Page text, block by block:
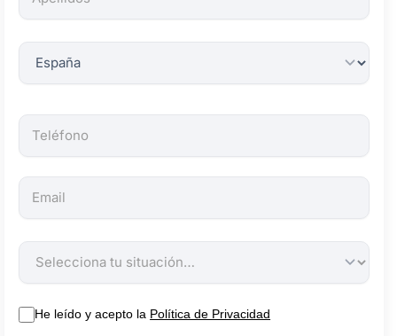
obligatorios.
He leído y acepto la Política de Privacidad